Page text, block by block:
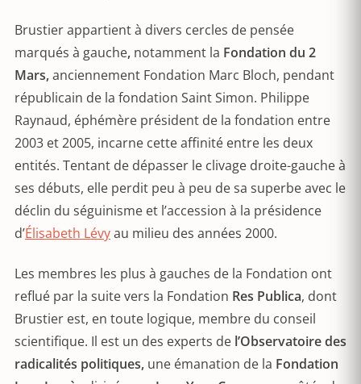
Brustier appartient à divers cercles de pensée
marqués à gauche, notamment la Fondation du 2
Mars,anciennement Fondation Marc Bloch, pendant
républicain de la fondation Saint Simon. Philippe
Raynaud, éphémère président de la fondation entre
2003 et 2005, incarne cette affinité entre les deux
entités. Tentant de dépasser le clivage droite-gauche à
ses débuts, elle perdit peu à peu de sa superbe avec le
déclin du séguinisme et l’accession à la présidence
d’Élisabeth Lévyau milieu des années 2000.
Les membres les plus à gauches de la Fondation ont
reflué par la suite vers la Fondation Res Publica, dont
Brustier est, en toute logique, membre du conseil
scientifique. Il est un des experts de l’Observatoire des
radicalités politiques, une émanation de la Fondation